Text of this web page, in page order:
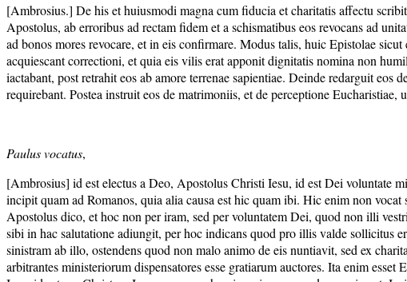
[Ambrosius.] De his et huiusmodi magna cum fiducia et charitatis affectu
Apostolus, ab erroribus ad rectam fidem et a schismatibus eos revocans ad
ad bonos mores revocare, et in eis confirmare. Modus talis, huic Epistolae
acquiescant correctioni, et quia eis vilis erat apponit dignitatis nomina non
iactabant, post retrahit eos ab amore terrenae sapientiae. Deinde redarguit
requirebant. Postea instruit eos de matrimoniis, et de perceptione
Paulus vocatus,
[Ambrosius] id est electus a Deo, Apostolus Christi Iesu, id est Dei voluntate
incipit quam ad Romanos, quia alia causa est hic quam ibi. Hic enim non
Apostolus dico, et hoc non per iram, sed per voluntatem Dei, quod non illi
sibi in hac salutatione adiungit, per hoc indicans quod pro illis valde sollicitus
sinistram ab illo, ostendens quod non malo animo de eis nuntiavit, sed ex
arbitrantes ministeriorum dispensatores esse gratiarum auctores. Ita enim